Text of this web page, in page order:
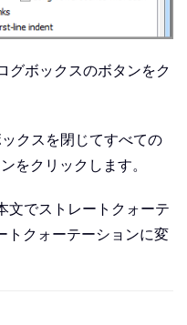
グボックスのボタンをク
クスを閉じてすべての
をクリックします。
文でストレートクォーテ
トクォーテーションに変